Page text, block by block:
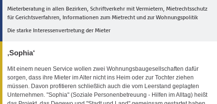
Mieterberatung in allen Bezirken, Schriftverkehr mit Vermietern, Mietrechtsschutz
für Gerichtsverfahren, Informationen zum Mietrecht und zur Wohnungspolitik
Die starke Interessenvertretung der Mieter
‚Sophia‘
Mit einem neuen Service wollen zwei Wohnungsbaugesellschaften dafür
sorgen, dass ihre Mieter im Alter nicht ins Heim oder zur Tochter ziehen
müssen. Davon profitieren schließlich auch die vom Leerstand geplagten
Unternehmen. "Sophia" (Soziale Personenbetreuung - Hilfen im Alltag) heißt